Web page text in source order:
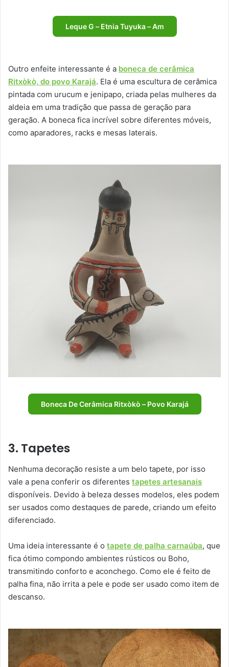
Leque G – Etnia Tuyuka – Am
Outro enfeite interessante é a boneca de cerâmica
Ritxòkò, do povo Karajá. Ela é uma escultura de cerâmica
pintada com urucum e jenipapo, criada pelas mulheres da
aldeia em uma tradição que passa de geração para
geração. A boneca fica incrível sobre diferentes móveis,
como aparadores, racks e mesas laterais.
Boneca De Cerâmica Ritxòkò – Povo Karajá
3. Tapetes
Nenhuma decoração resiste a um belo tapete, por isso
vale a pena conferir os diferentes tapetes artesanais
disponíveis. Devido à beleza desses modelos, eles podem
ser usados como destaques de parede, criando um efeito
diferenciado.
Uma ideia interessante é o tapete de palha carnaúba, que
fica ótimo compondo ambientes rústicos ou Boho,
transmitindo conforto e aconchego. Como ele é feito de
palha fina, não irrita a pele e pode ser usado como item de
descanso.